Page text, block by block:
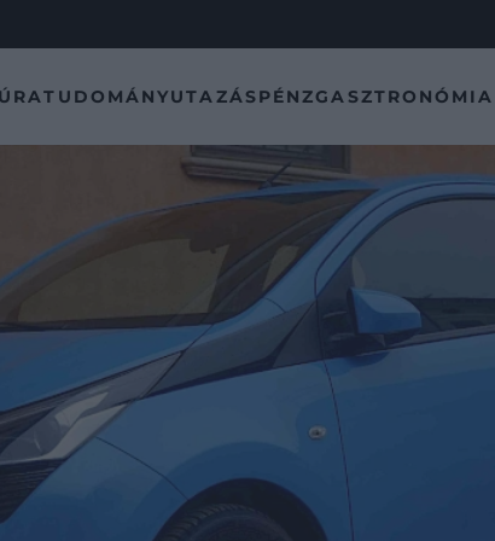
TUDOMÁNYUTAZÁSPÉNZGASZTRONÓMIA